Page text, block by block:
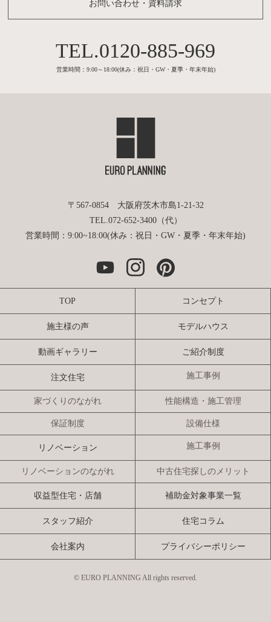
お問い合わせ・資料請求
0120-885-969
営業時間：9:00～18:00(休み：祝日・GW・夏季・年末年始)
〒567-0854 大阪府茨木市島1-21-32
TEL.072-652-3400（代）
営業時間：9:00~18:00(休み：祝日・GW・夏季・年末年始)
TOP コンセプト
施主様の声 モデルハウス
動画ギャラリー ご紹介制度
注文住宅 施工事例
家づくりのながれ 性能構造・施工管理
保証制度 設備仕様
リノベーション 施工事例
リノベーションのながれ 中古住宅探しのメリット
収益型住宅・店舗 補助金対象事業一覧
スタッフ紹介 住宅コラム
会社案内 プライバシーポリシー
© EURO PLANNING All rights reserved.